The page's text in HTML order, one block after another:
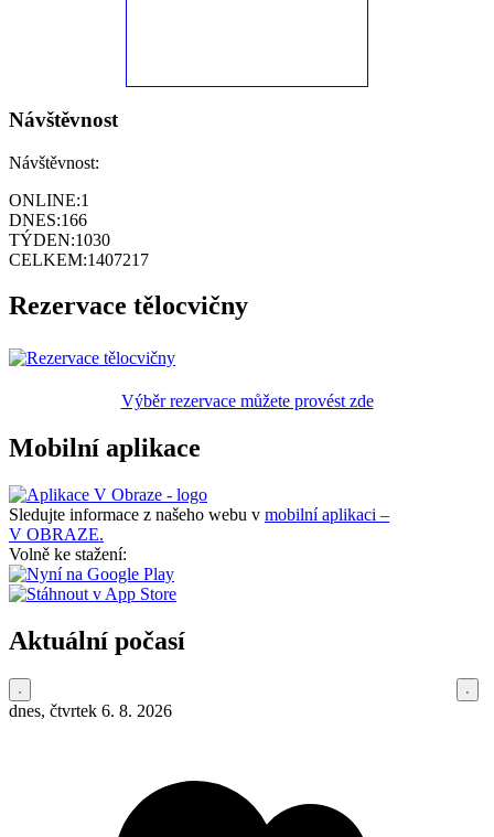
Návštěvnost
Návštěvnost:
ONLINE:1
DNES:166
TÝDEN:1030
CELKEM:1407217
Rezervace tělocvičny
Výběr rezervace můžete provést zde
Mobilní aplikace
Sledujte informace z našeho webu v mobilní aplikaci –
V OBRAZE.
Volně ke stažení:
Aktuální počasí
dnes, čtvrtek 6. 8. 2026